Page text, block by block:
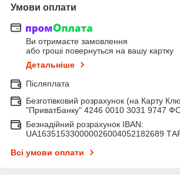
Умови оплати
Ви отримаєте замовлення
або гроші повернуться на вашу картку
Детальніше
Післяплата
Безготівковий розрахунок (на Карту
"ПриватБанку" 4246 0010 3031 9747
Безнадійний розрахунок IBAN:
UA163515330000026004052182689
Всі умови оплати